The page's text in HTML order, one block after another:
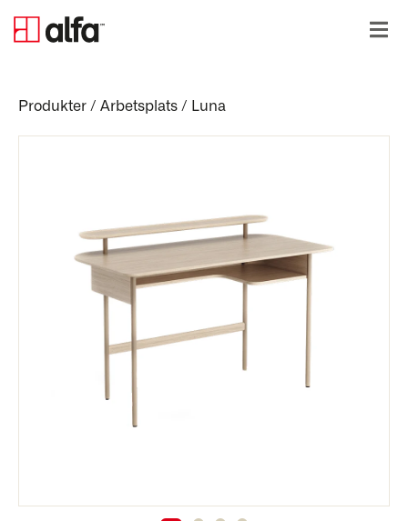
Produkter / Arbetsplats / Luna